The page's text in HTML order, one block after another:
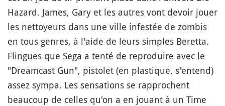
Hazard. James, Gary et les autres vont devoir jouer
les nettoyeurs dans une ville infestée de zombis
en tous genres, à l'aide de leurs simples Beretta.
Flingues que Sega a tenté de reproduire avec le
"Dreamcast Gun", pistolet (en plastique, s'entend)
assez sympa. Les sensations se rapprochent
beaucoup de celles qu'on a en jouant à un Time